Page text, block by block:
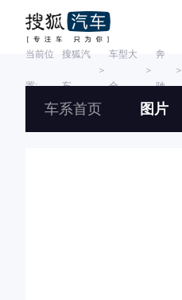
当前位
置:
搜狐汽
车
＞
车型大
全
＞
奔
驰
＞
车系首页 图片